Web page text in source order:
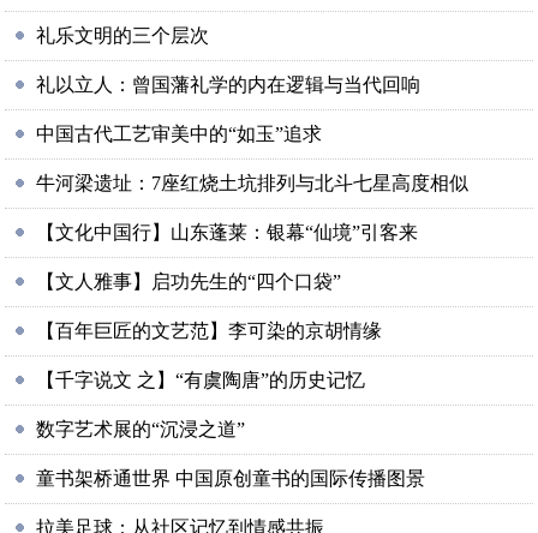
礼乐文明的三个层次
礼以立人：曾国藩礼学的内在逻辑与当代回响
中国古代工艺审美中的“如玉”追求
牛河梁遗址：7座红烧土坑排列与北斗七星高度相似
【文化中国行】山东蓬莱：银幕“仙境”引客来
【文人雅事】启功先生的“四个口袋”
【百年巨匠的文艺范】李可染的京胡情缘
【千字说文 之】“有虞陶唐”的历史记忆
数字艺术展的“沉浸之道”
童书架桥通世界 中国原创童书的国际传播图景
拉美足球：从社区记忆到情感共振